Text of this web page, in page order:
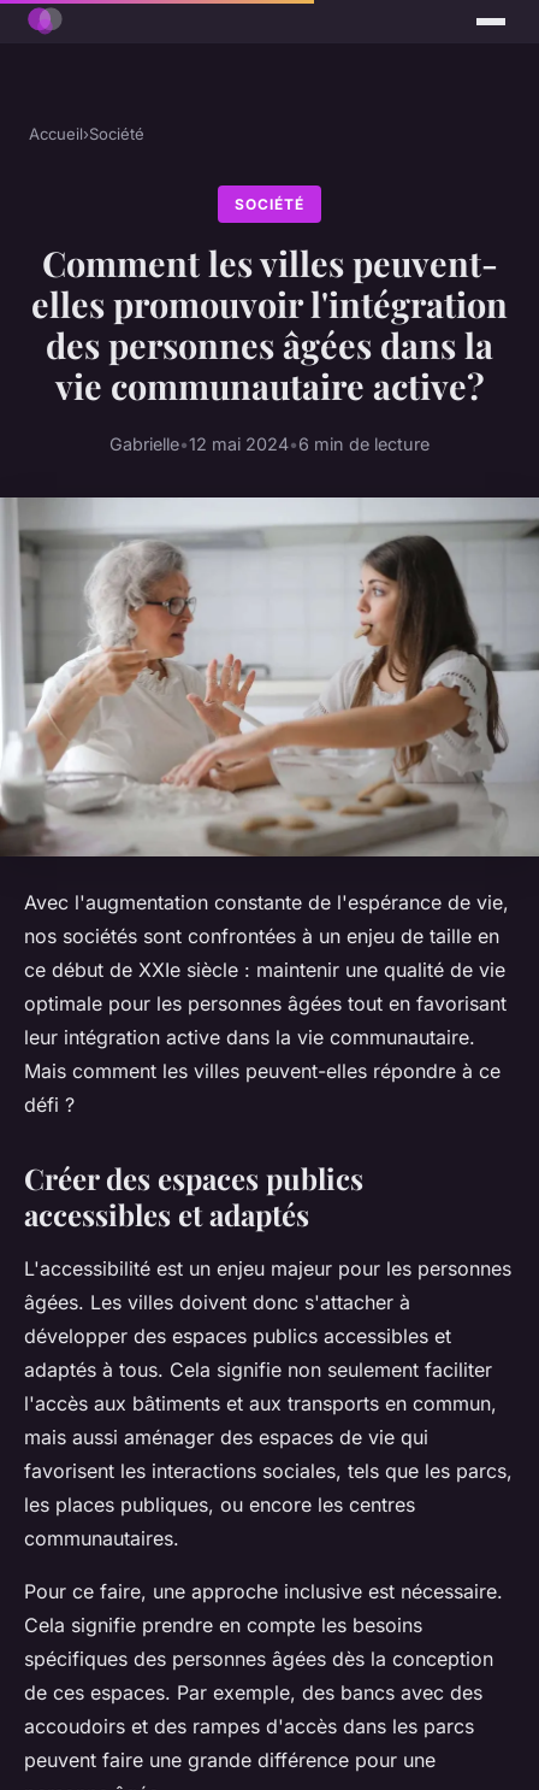
Accueil›Société
SOCIÉTÉ
Comment les villes peuvent-
elles promouvoir l'intégration
des personnes âgées dans la
vie communautaire active?
Gabrielle•12 mai 2024•6 min de lecture
Avec l'augmentation constante de l'espérance de vie,
nos sociétés sont confrontées à un enjeu de taille en
ce début de XXIe siècle : maintenir une qualité de vie
optimale pour les personnes âgées tout en favorisant
leur intégration active dans la vie communautaire.
Mais comment les villes peuvent-elles répondre à ce
défi ?
Créer des espaces publics
accessibles et adaptés
L'accessibilité est un enjeu majeur pour les personnes
âgées. Les villes doivent donc s'attacher à
développer des espaces publics accessibles et
adaptés à tous. Cela signifie non seulement faciliter
l'accès aux bâtiments et aux transports en commun,
mais aussi aménager des espaces de vie qui
favorisent les interactions sociales, tels que les parcs,
les places publiques, ou encore les centres
communautaires.
Pour ce faire, une approche inclusive est nécessaire.
Cela signifie prendre en compte les besoins
spécifiques des personnes âgées dès la conception
de ces espaces. Par exemple, des bancs avec des
accoudoirs et des rampes d'accès dans les parcs
peuvent faire une grande différence pour une